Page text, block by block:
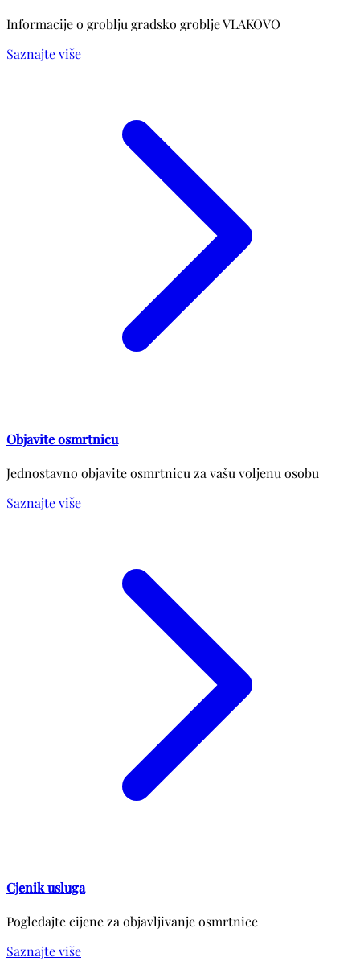
Informacije o groblju gradsko groblje VLAKOVO
Saznajte više
Objavite osmrtnicu
Jednostavno objavite osmrtnicu za vašu voljenu osobu
Saznajte više
Cjenik usluga
Pogledajte cijene za objavljivanje osmrtnice
Saznajte više